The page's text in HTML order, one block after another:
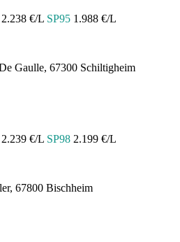
2.238 €/L SP95 1.988 €/L
Gaulle, 67300 Schiltigheim
2.239 €/L SP98 2.199 €/L
67800 Bischheim